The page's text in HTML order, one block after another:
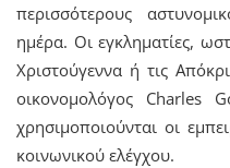
περισσότερους
ημέρα. Οι εγκληματίες,
Χριστούγεννα ή τις
οικονομολόγος Charles
χρησιμοποιούνται οι
κοινωνικού ελέγχου.